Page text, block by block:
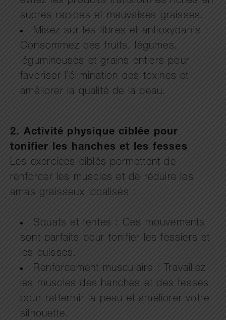
sucres rapides et mauvaises graisses.
Misez sur les fibres et antioxydants :
Consommez des fruits, légumes,
légumineuses et grains entiers pour
favoriser l’élimination des toxines et
améliorer la qualité de la peau.
2. Activité physique ciblée pour
tonifier les hanches et les fesses
Les exercices ciblés permettent de
renforcer les muscles et de réduire les
amas graisseux localisés :
Squats et fentes : Ces mouvements
sont parfaits pour tonifier les fessiers et
les cuisses.
Renforcement musculaire : Travaillez
les muscles des hanches et des fesses
pour raffermir la peau et améliorer votre
silhouette.